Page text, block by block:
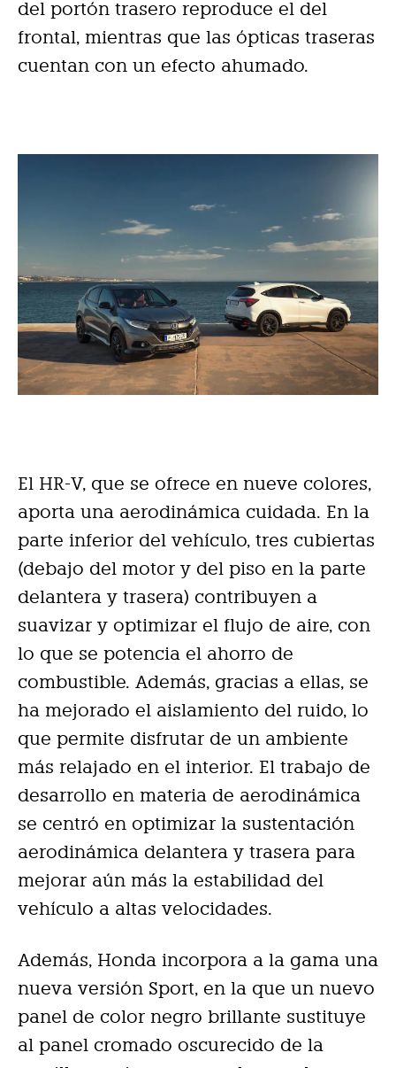
del portón trasero reproduce el del
frontal, mientras que las ópticas traseras
cuentan con un efecto ahumado.
El HR-V, que se ofrece en nueve colores,
aporta una aerodinámica cuidada. En la
parte inferior del vehículo, tres cubiertas
(debajo del motor y del piso en la parte
delantera y trasera) contribuyen a
suavizar y optimizar el flujo de aire, con
lo que se potencia el ahorro de
combustible. Además, gracias a ellas, se
ha mejorado el aislamiento del ruido, lo
que permite disfrutar de un ambiente
más relajado en el interior. El trabajo de
desarrollo en materia de aerodinámica
se centró en optimizar la sustentación
aerodinámica delantera y trasera para
mejorar aún más la estabilidad del
vehículo a altas velocidades.
Además, Honda incorpora a la gama una
nueva versión Sport, en la que un nuevo
panel de color negro brillante sustituye
al panel cromado oscurecido de la